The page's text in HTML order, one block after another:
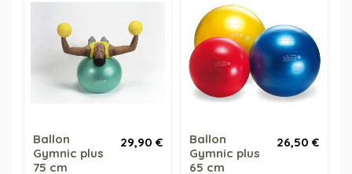
Ballon
Gymnic plus
75 cm
29,90 €
Ballon
Gymnic plus
65 cm
26,50 €